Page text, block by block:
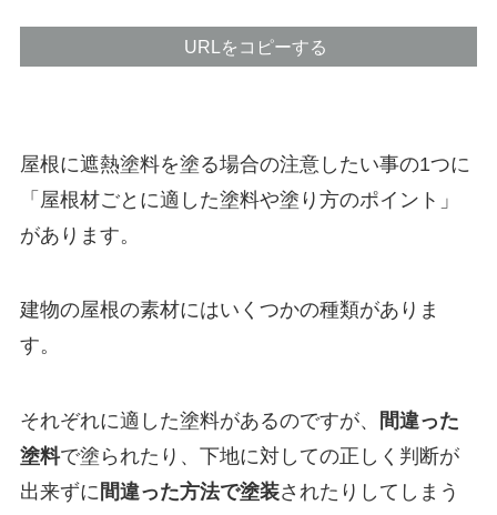
URLをコピーする
屋根に遮熱塗料を塗る場合の注意したい事の1つに
「屋根材ごとに適した塗料や塗り方のポイント」
があります。
建物の屋根の素材にはいくつかの種類がありま
す。
それぞれに適した塗料があるのですが、
間違った
塗料で塗られたり、下地に対しての正しく判断が
出来ずに 間違った方法で塗装されたりしてしまう